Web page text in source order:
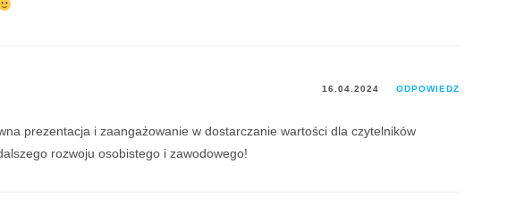
16.04.2024 ODPOWIEDZ
prezentacja i zaangażowanie w dostarczanie wartości dla czytelników
rozwoju osobistego i zawodowego!